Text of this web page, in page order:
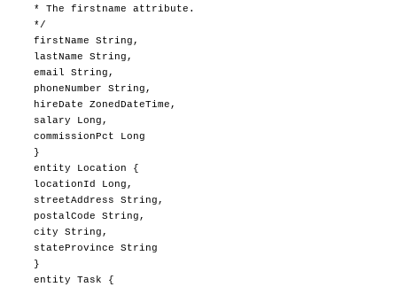
* The firstname attribute.
*/
firstName String,
lastName String,
email String,
phoneNumber String,
hireDate ZonedDateTime,
salary Long,
commissionPct Long
}
entity Location {
locationId Long,
streetAddress String,
postalCode String,
city String,
stateProvince String
}
entity Task {